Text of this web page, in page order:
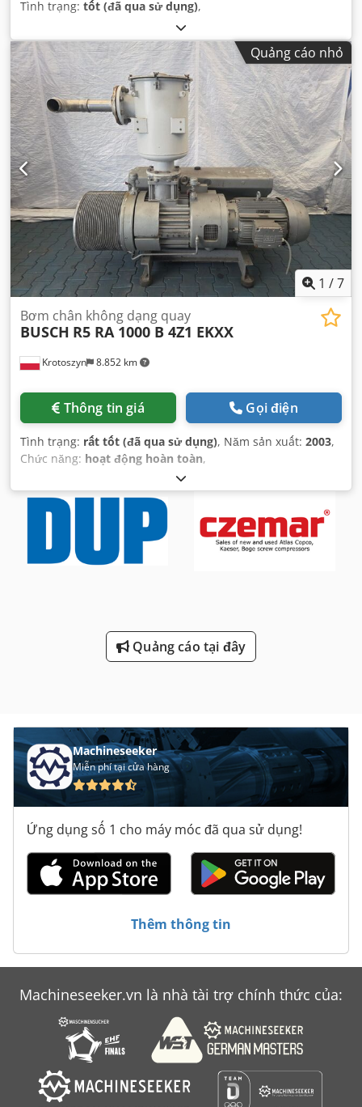
Tình trạng: tốt (đã qua sử dụng),
Quảng cáo nhỏ
1 /7
Krotoszyn 8.852 km
Bơm chân không dạng quay
BUSCH R5 RA 1000 B 4Z1 EKXX
Thông tin giá Gọi điện
Tình trạng: rất tốt (đã qua sử dụng), Năm sản xuất: 2003,
Chức năng: hoạt động hoàn toàn,
Quảng cáo tại đây
Machineseeker
Miễn phí tại cửa hàng
Ứng dụng số 1 cho máy móc đã qua sử dụng!
Thêm thông tin
Machineseeker.vn là nhà tài trợ chính thức của: